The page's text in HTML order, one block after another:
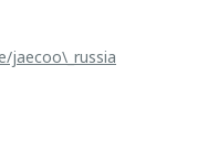
jaecoo\_russia